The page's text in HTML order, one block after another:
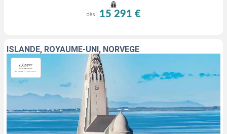
dès 15 291 €
ISLANDE, ROYAUME-UNI, NORVÈGE